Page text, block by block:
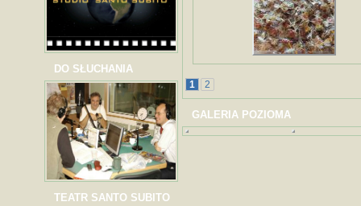
DO SŁUCHANIA
TEATR SANTO SUBITO
1 2
GALERIA POZIOMA